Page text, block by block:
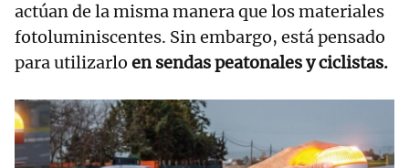
actúan de la misma manera que los materiales
fotoluminiscentes. Sin embargo, está pensado
para utilizarlo en sendas peatonales y ciclistas.